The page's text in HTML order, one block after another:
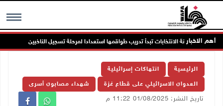
MENU أهم الاخبارلجنة الانتخابات تبدأ تدريب طواقمها استعدادا لمرحلة تسجيل الناخبين
الرئيسية انتهاكات إسرائيلية
العدوان الاسرائيلي على قطاع غزة شهداء مصابون أسرى
تاريخ النشر: 01/08/2025 11:22 م